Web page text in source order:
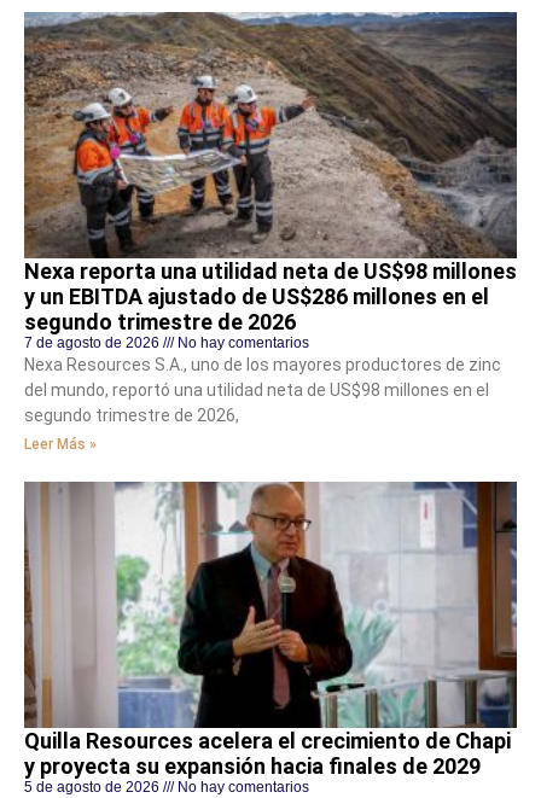
Nexa reporta una utilidad neta de US$98 millones
y un EBITDA ajustado de US$286 millones en el
segundo trimestre de 2026
7 de agosto de 2026 No hay comentarios
Nexa Resources S.A., uno de los mayores productores de zinc
del mundo, reportó una utilidad neta de US$98 millones en el
segundo trimestre de 2026,
Leer Más »
Quilla Resources acelera el crecimiento de Chapi
y proyecta su expansión hacia finales de 2029
5 de agosto de 2026 No hay comentarios